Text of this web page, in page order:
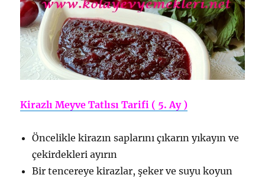
Kirazlı Meyve Tatlısı Tarifi ( 5. Ay )
Öncelikle kirazın saplarını çıkarın yıkayın ve
çekirdekleri ayırın
Bir tencereye kirazlar, şeker ve suyu koyun